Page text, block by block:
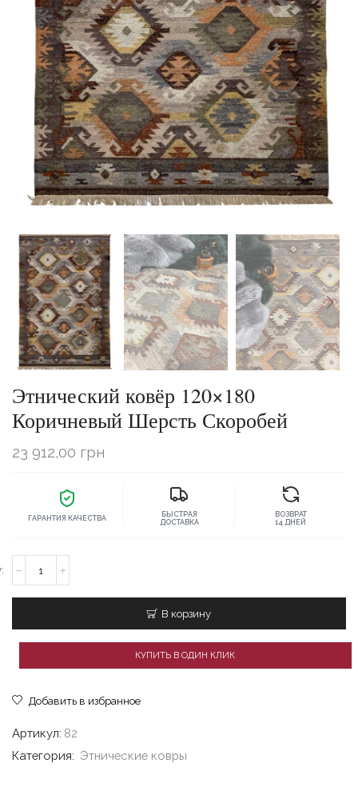
Этнический ковёр 120×180
Коричневый Шерсть Скоробей
23 912,00 грн
ГАРАНТИЯ КАЧЕСТВА
БЫСТРАЯ
ДОСТАВКА
ВОЗВРАТ
14 ДНЕЙ
товара
Коричневый
В корзину
КУПИТЬ В ОДИН КЛИК
Добавить в избранное
Артикул: 82
Категория: Этнические ковры